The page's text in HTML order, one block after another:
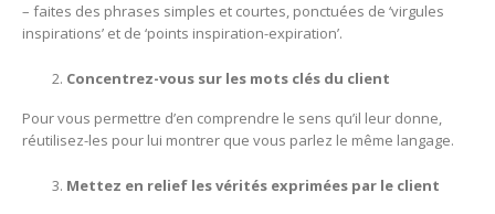
– faites des phrases simples et courtes, ponctuées de ‘virgules
inspirations’ et de ‘points inspiration-expiration’.
Concentrez-vous sur les mots clés du client
Pour vous permettre d’en comprendre le sens qu’il leur donne,
réutilisez-les pour lui montrer que vous parlez le même langage.
Mettez en relief les vérités exprimées par le client